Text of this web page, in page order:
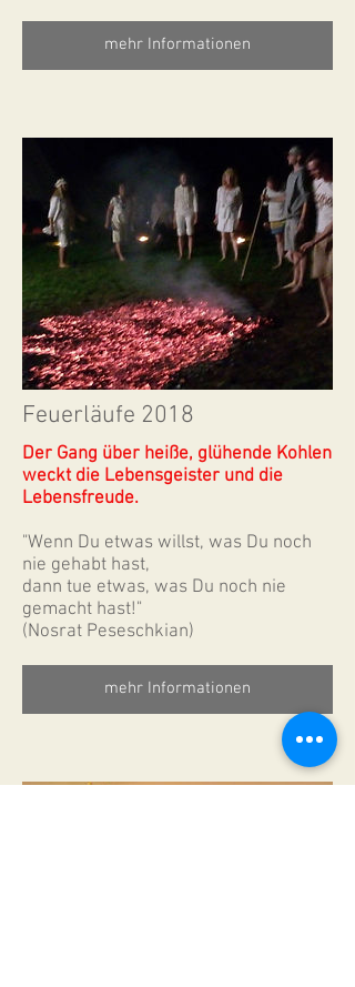
mehr Informationen
Feuerläufe 2018
Der Gang über heiße, glühende Kohlen
weckt die Lebensgeister und die
Lebensfreude.
"Wenn Du etwas willst, was Du noch
nie gehabt hast,
dann tue etwas, was Du noch nie
gemacht hast!"
(Nosrat Peseschkian)
mehr Informationen